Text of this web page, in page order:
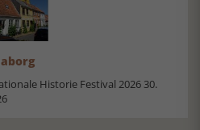
Historie Festival 2026 30.